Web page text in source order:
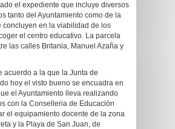
el expediente que incluye diversos
tanto del Ayuntamiento como de la
concluyen en la viabilidad de los
el centro educativo. La parcela
las calles Britania, Manuel Azaña y
acuerdo a la que la Junta de
hoy el visto bueno se encuadra en
el Ayuntamiento lleva realizando
con la Conselleria de Educación
el equipamiento docente de la zona
y la Playa de San Juan, de